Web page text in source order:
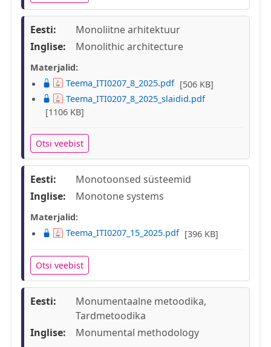
Eesti:
Monoliitne arhitektuur
Inglise:
Monolithic architecture
Materjalid:
Teema_ITI0207_8_2025.pdf [506 KB]
Teema_ITI0207_8_2025_slaidid.pdf
[1106 KB]
Otsi veebist
Eesti:
Monotoonsed süsteemid
Inglise:
Monotone systems
Materjalid:
Teema_ITI0207_15_2025.pdf [396 KB]
Otsi veebist
Eesti:
Monumentaalne metoodika,
Tardmetoodika
Inglise:
Monumental methodology